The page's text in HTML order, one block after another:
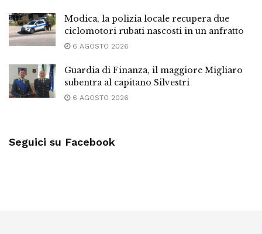
Modica, la polizia locale recupera due
ciclomotori rubati nascosti in un anfratto
6 AGOSTO 2026
Guardia di Finanza, il maggiore Migliaro
subentra al capitano Silvestri
6 AGOSTO 2026
Seguici su Facebook